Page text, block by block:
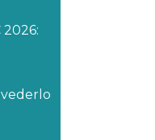
2026: